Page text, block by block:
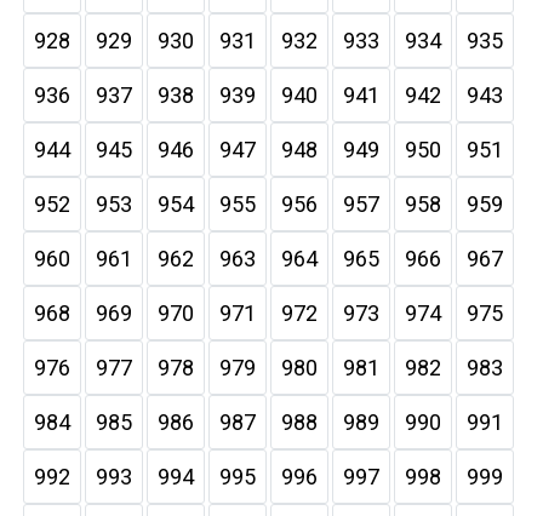
928 929 930 931 932 933 934 935
936 937 938 939 940 941 942 943
944 945 946 947 948 949 950 951
952 953 954 955 956 957 958 959
960 961 962 963 964 965 966 967
968 969 970 971 972 973 974 975
976 977 978 979 980 981 982 983
984 985 986 987 988 989 990 991
992 993 994 995 996 997 998 999